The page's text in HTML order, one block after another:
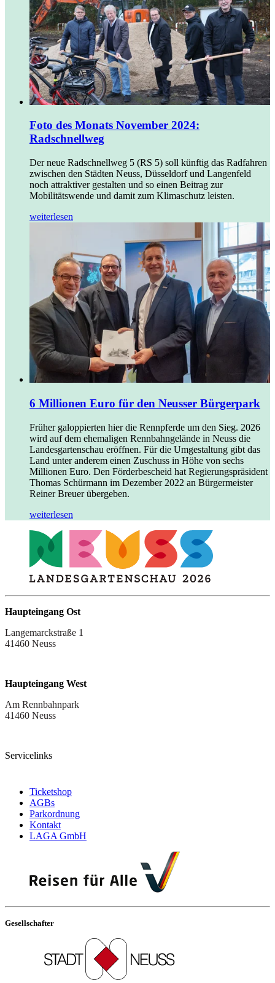
Foto des Monats November 2024:
Radschnellweg
Der neue Radschnellweg 5 (RS 5) soll künftig das Radfahren
zwischen den Städten Neuss, Düsseldorf und Langenfeld
noch attraktiver gestalten und so einen Beitrag zur
Mobilitätswende und damit zum Klimaschutz leisten.
weiterlesen
6 Millionen Euro für den Neusser Bürgerpark
Früher galoppierten hier die Rennpferde um den Sieg. 2026
wird auf dem ehemaligen Rennbahngelände in Neuss die
Landesgartenschau eröffnen. Für die Umgestaltung gibt das
Land unter anderem einen Zuschuss in Höhe von sechs
Millionen Euro. Den Förderbescheid hat Regierungspräsident
Thomas Schürmann im Dezember 2022 an Bürgermeister
Reiner Breuer übergeben.
weiterlesen
Haupteingang Ost
Langemarckstraße 1
41460 Neuss
Haupteingang West
Am Rennbahnpark
41460 Neuss
Servicelinks
Ticketshop
AGBs
Parkordnung
Kontakt
LAGA GmbH
Gesellschafter